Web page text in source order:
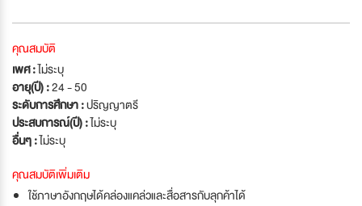
คุณสมบัติ
เพศ :ไม่ระบุ
อายุ(ปี) :24 - 50
ระดับการศึกษา :ปริญญาตรี
ประสบการณ์(ปี) :ไม่ระบุ
อื่นๆ :ไม่ระบุ
คุณสมบัติเพิ่มเติม
ใช้ภาษาอังกฤษได้คล่องแคล่วและสื่อสารกับลุกค้าได้